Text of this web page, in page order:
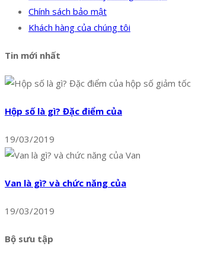
Chính sách bảo mật
Khách hàng của chúng tôi
Tin mới nhất
Hộp số là gì? Đặc điểm của
19/03/2019
Van là gì? và chức năng của
19/03/2019
Bộ sưu tập